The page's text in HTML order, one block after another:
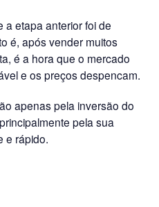
a etapa anterior foi de
é, após vender muitos
é a hora que o mercado
e os preços despencam.
apenas pela inversão do
pela sua
e rápido.